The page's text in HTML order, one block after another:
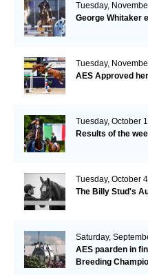
Tuesday,
George Whitaker
Tuesday,
AES Approved
Tuesday, October
Results of the
Tuesday, October 4
The Billy Stud's
Saturday,
AES paarden in
Breeding